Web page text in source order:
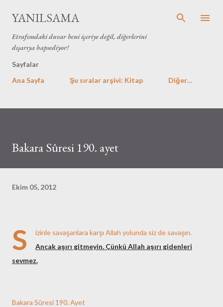
YANILSAMA
Etrafımdaki duvar beni içeriye değil, diğerlerini
dışarıya hapsediyor!
Sayfalar
Ana Sayfa
Şu sıralar arşivi: Kitap Diğer…
Bakara Sûresi 190. ayet
Ekim 05, 2012
S
izinle savaşanlara karşı Allah yolunda siz de savaşın.
Ancak aşırı gitmeyin. Çünkü Allah aşırı gidenleri
sevmez.
Bakara Sûresi 190. Ayet